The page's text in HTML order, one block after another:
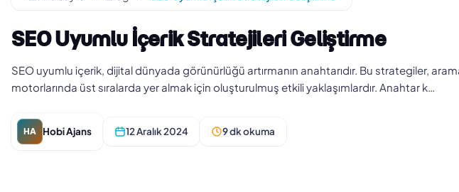
SEO Uyumlu İçerik Stratejileri Geliştirme
SEO uyumlu içerik, dijital dünyada görünürlüğü artırmanın anahtarıdır. Bu strategiler,
motorlarında üst sıralarda yer almak için oluşturulmuş etkili yaklaşımlardır. Anahtar k…
HA Hobi Ajans 12 Aralık 2024 9 dk okuma